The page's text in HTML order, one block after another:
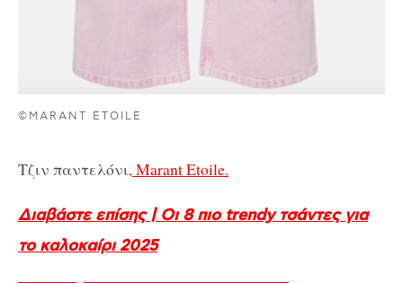
©MARANT ETOILE
Τζιν παντελόνι,Marant Etoile.
Διαβάστε επίσης | Οι 8 πιο trendy τσάντες για
το καλοκαίρι 2025